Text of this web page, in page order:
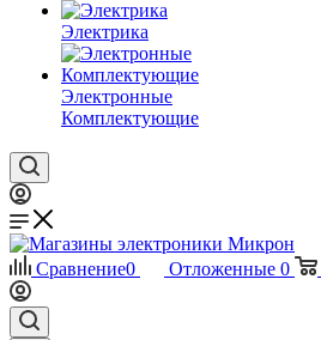
Электрика
Электронные
Комплектующие
Сравнение0 Отложенные 0